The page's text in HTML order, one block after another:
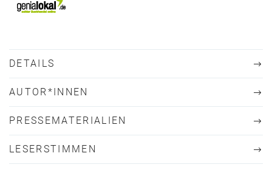
DETAILS
AUTOR*INNEN
PRESSEMATERIALIEN
LESERSTIMMEN